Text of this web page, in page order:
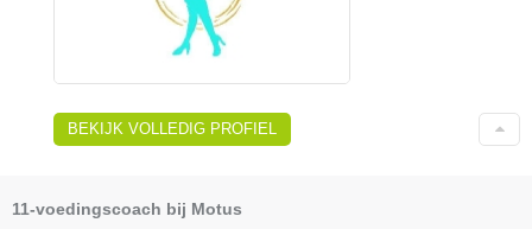
BEKIJK VOLLEDIG PROFIEL
11-voedingscoach bij Motus